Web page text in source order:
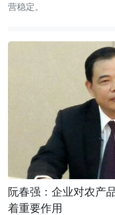
营稳定。
阮春强：企业对农产
着重要作用